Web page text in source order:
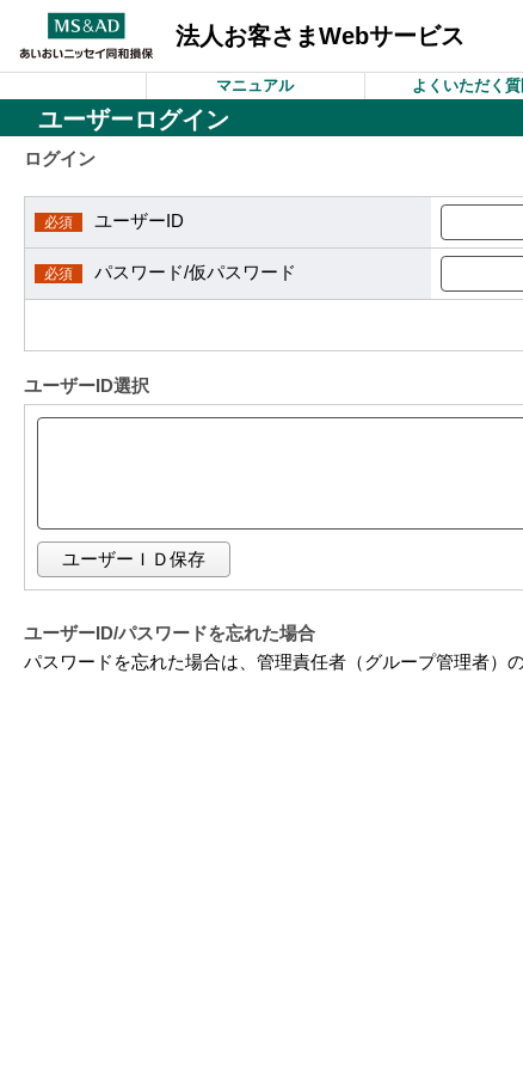
法人お客さまWebサービス
マニュアル よくいただく質
ユーザーログイン
ログイン
ユーザーID
パスワード/仮パスワード
ユーザーID選択
ユーザーＩＤ保存
ユーザーID/パスワードを忘れた場合
パスワードを忘れた場合は、管理責任者（グループ管理者）